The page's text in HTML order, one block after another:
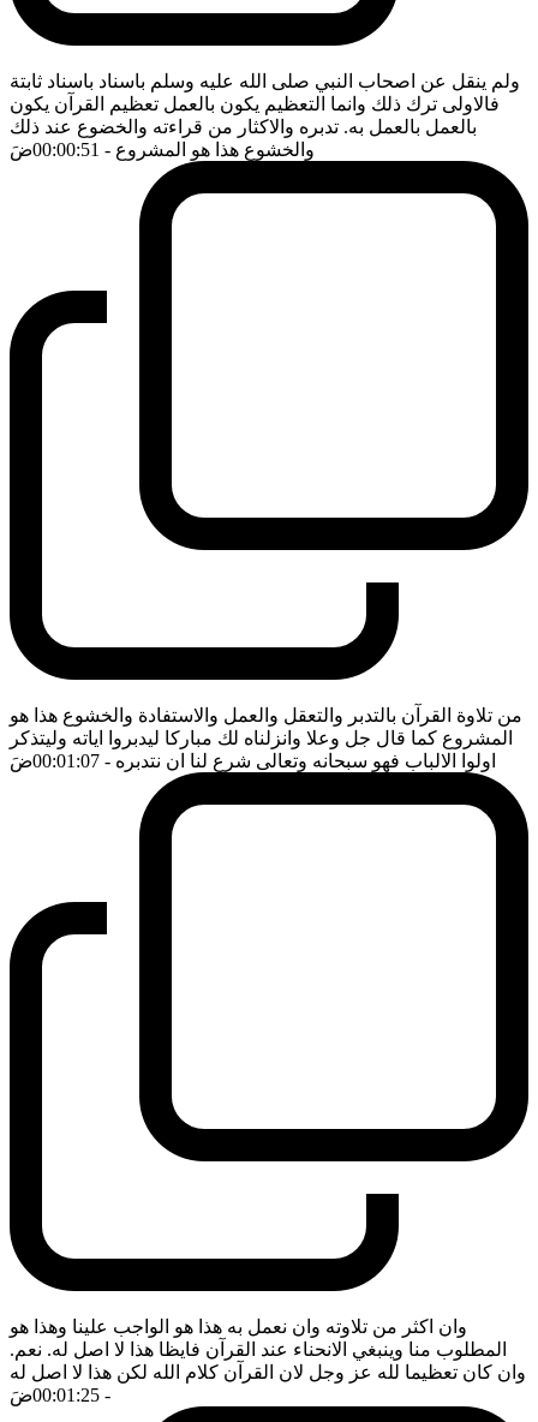
ولم ينقل عن اصحاب النبي صلى الله عليه وسلم باسناد باسناد ثابتة
فالاولى ترك ذلك وانما التعظيم يكون بالعمل تعظيم القرآن يكون
بالعمل بالعمل به. تدبره والاكثار من قراءته والخضوع عند ذلك
والخشوع هذا هو المشروع - 00:00:51 ضَ
من تلاوة القرآن بالتدبر والتعقل والعمل والاستفادة والخشوع هذا هو
المشروع كما قال جل وعلا وانزلناه لك مباركا ليدبروا اياته وليتذكر
اولوا الالباب فهو سبحانه وتعالى شرع لنا ان نتدبره - 00:01:07 ضَ
وان اكثر من تلاوته وان نعمل به هذا هو الواجب علينا وهذا هو
المطلوب منا وينبغي الانحناء عند القرآن فايظا هذا لا اصل له. نعم.
وان كان تعظيما لله عز وجل لان القرآن كلام الله لكن هذا لا اصل له
- 00:01:25
ضَ